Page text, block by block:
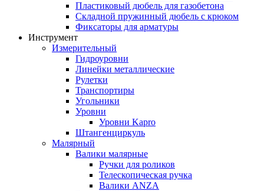
Пластиковый дюбель для газобетона
Складной пружинный дюбель с крюком
Фиксаторы для арматуры
Инструмент
Измерительный
Гидроуровни
Линейки металлические
Рулетки
Транспортиры
Угольники
Уровни
Уровни Kapro
Штангенциркуль
Малярный
Валики малярные
Ручки для роликов
Телескопическая ручка
Валики ANZA